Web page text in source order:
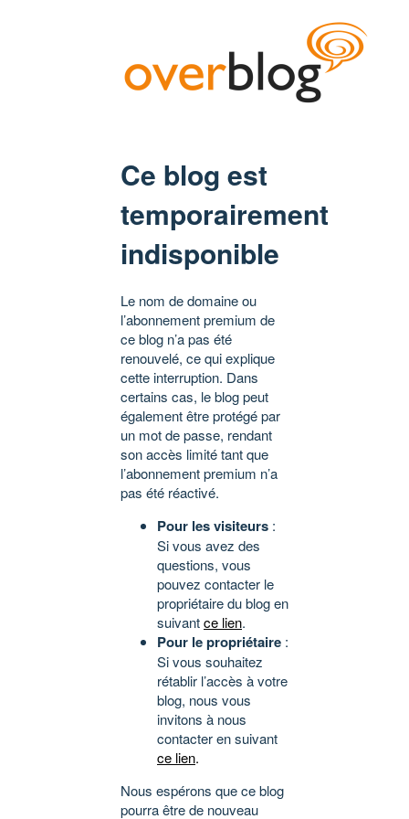
Ce blog est
temporairement
indisponible
Le nom de domaine ou
l’abonnement premium de
ce blog n’a pas été
renouvelé, ce qui explique
cette interruption. Dans
certains cas, le blog peut
également être protégé par
un mot de passe, rendant
son accès limité tant que
l’abonnement premium n’a
pas été réactivé.
Pour les visiteurs :
Si vous avez des
questions, vous
pouvez contacter le
propriétaire du blog en
suivantce lien.
Pour le propriétaire :
Si vous souhaitez
rétablir l’accès à votre
blog, nous vous
invitons à nous
contacter en suivant
ce lien.
Nous espérons que ce blog
pourra être de nouveau